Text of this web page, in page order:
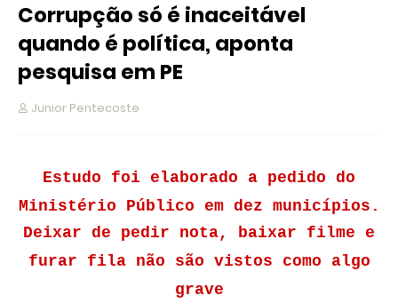
CRÍTICO
Corrupção só é inaceitável
quando é política, aponta
pesquisa em PE
Junior Pentecoste
Estudo foi elaborado a pedido do
Ministério Público em dez municípios.
Deixar de pedir nota, baixar filme e
furar fila não são vistos como algo
grave